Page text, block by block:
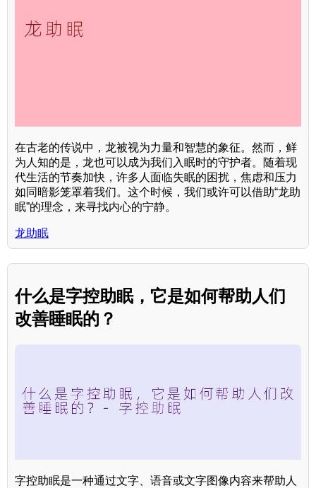
在古老的传说中，龙被视为力量和智慧的象征。然而，鲜
为人知的是，龙也可以成为我们入眠时的守护者。随着现
代生活的节奏加快，许多人面临失眠的困扰，焦虑和压力
如同暗影笼罩着我们。这个时候，我们或许可以借助“龙助
眠”的理念，来寻找内心的宁静。
龙助眠
什么是字控助眠，它是如何帮助人们
改善睡眠的？
字控助眠是一种通过文字、语音或文字图像内容来帮助人